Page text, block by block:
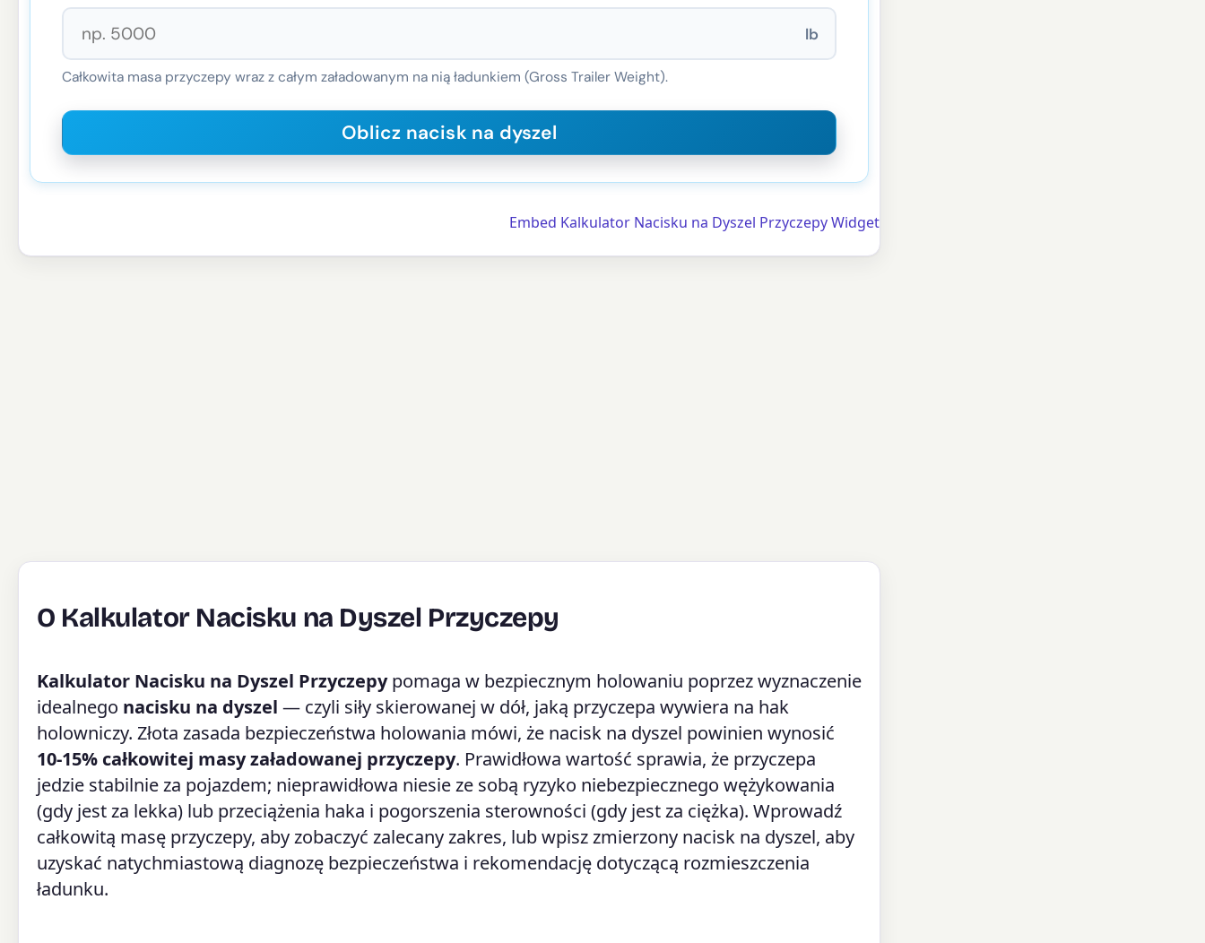
lb
Całkowita masa przyczepy wraz z całym załadowanym na nią ładunkiem (Gross Trailer Weight).
Embed Kalkulator Nacisku na Dyszel Przyczepy Widget
O Kalkulator Nacisku na Dyszel Przyczepy
Kalkulator Nacisku na Dyszel Przyczepypomaga w bezpiecznym holowaniu poprzez wyznaczenie
idealnego nacisku na dyszel — czyli siły skierowanej w dół, jaką przyczepa wywiera na hak
holowniczy. Złota zasada bezpieczeństwa holowania mówi, że nacisk na dyszel powinien wynosić
10-15% całkowitej masy załadowanej przyczepy. Prawidłowa wartość sprawia, że przyczepa
jedzie stabilnie za pojazdem; nieprawidłowa niesie ze sobą ryzyko niebezpiecznego wężykowania
(gdy jest za lekka) lub przeciążenia haka i pogorszenia sterowności (gdy jest za ciężka). Wprowadź
całkowitą masę przyczepy, aby zobaczyć zalecany zakres, lub wpisz zmierzony nacisk na dyszel, aby
uzyskać natychmiastową diagnozę bezpieczeństwa i rekomendację dotyczącą rozmieszczenia
ładunku.